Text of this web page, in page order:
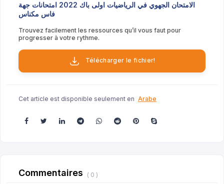
الامتحان الجهوي في الرياضيات اولى باك 2022 امتحانات جهة
فاس مكناس
Trouvez facilement les ressources qu’il vous faut pour
progresser à votre rythme.
Télécharger le fichier!
Cet article est disponible seulement en Arabe
Commentaires ( 0 )